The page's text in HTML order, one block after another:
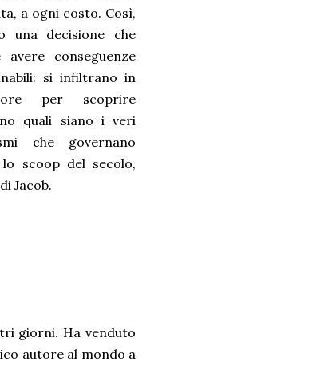
a ogni costo. Così,
una decisione che
avere conseguenze
si infiltrano in
per scoprire
quali siano i veri
che governano
scoop del secolo,
Jacob.
giorni. Ha venduto
autore al mondo a